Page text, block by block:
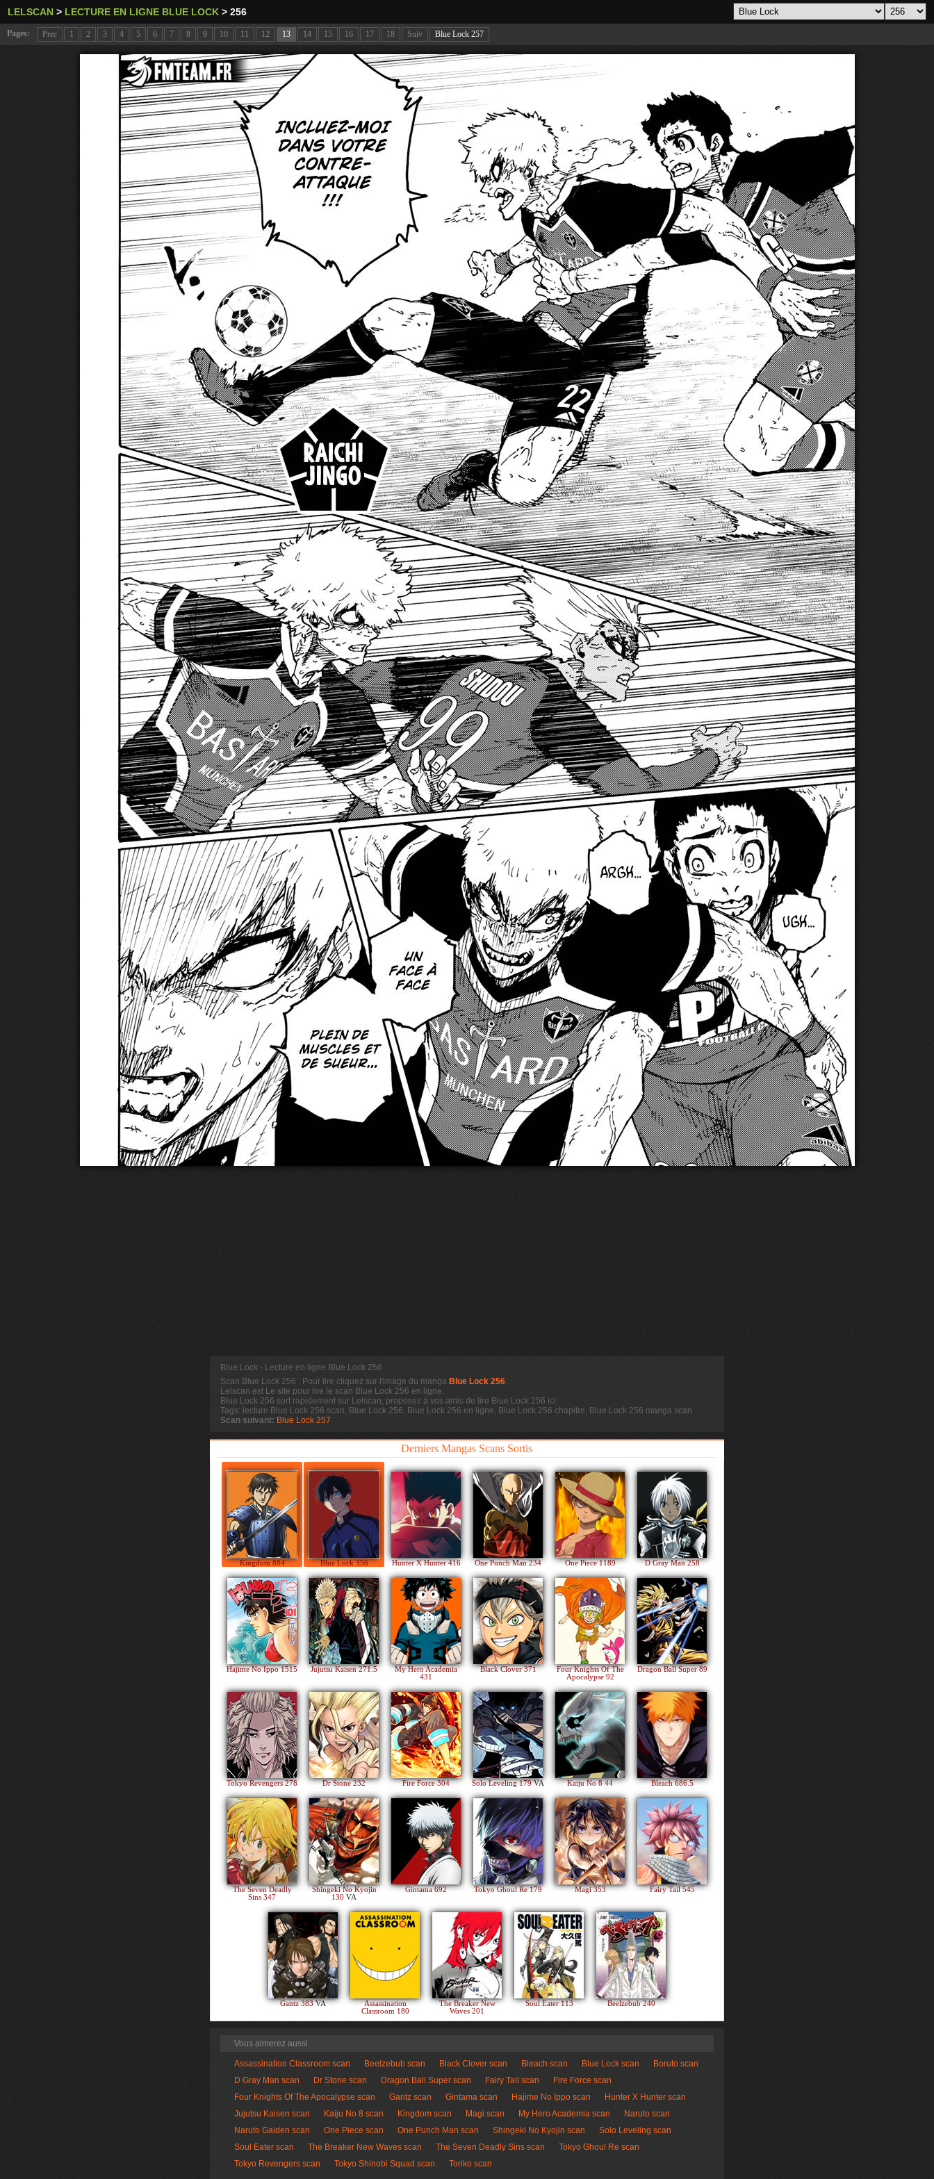
LELSCAN > LECTURE EN LIGNE BLUE LOCK > 256
Pages: Prec 1 2 3 4 5 6 7 8 9 10 11 12 13 14 15 16 17 18 Suiv Blue Lock 257
Blue Lock - Lecture en ligne Blue Lock 256
Scan Blue Lock 256 . Pour lire cliquez sur l'image du manga Blue Lock 256.
Lelscan est Le site pour lire le scan Blue Lock 256 en ligne.
Blue Lock 256 sort rapidement sur Lelscan, proposez à vos amis de lire Blue Lock 256 ici
Tags: lecture Blue Lock 256 scan, Blue Lock 256, Blue Lock 256 en ligne, Blue Lock 256 chapitre, Blue Lock 256 manga scan
Scan suivant: Blue Lock 257
Derniers Mangas Scans Sortis
Kingdom 884 Blue Lock 356 Hunter X Hunter 416 One Punch Man 234 One Piece 1189 D Gray Man 258
Hajime No Ippo 1515 Jujutsu Kaisen 271.5
My Hero Academia
431
Black Clover 371
Four Knights Of The
Apocalypse 92
Dragon Ball Super 89
Tokyo Revengers 278 Dr Stone 232 Fire Force 304 Solo Leveling 179VA Kaiju No 8 44 Bleach 686.5
The Seven Deadly
Sins 347
Shingeki No Kyojin
130 VA
Gintama 692 Tokyo Ghoul Re 179 Magi 353 Fairy Tail 545
Gantz 383VA
Assassination
Classroom 180
The Breaker New
Waves 201
Soul Eater 113 Beelzebub 240
Vous aimerez aussi
Assassination Classroom scan Beelzebub scan Black Clover scan Bleach scan Blue Lock scan
Boruto scan
D Gray Man scan
Dr Stone scan Dragon Ball Super scan Fairy Tail scan
Fire Force scan
Four Knights Of The Apocalypse scan
Gantz scan Gintama scan Hajime No Ippo scan
Hunter X Hunter scan
Jujutsu Kaisen scan
Kaiju No 8 scan Kingdom scan Magi scan My Hero Academia scan
Naruto scan
Naruto Gaiden scan
One Piece scan One Punch Man scan Shingeki No Kyojin scan
Solo Leveling scan
Soul Eater scan
The Breaker New Waves scan The Seven Deadly Sins scan
Tokyo Ghoul Re scan
Tokyo Revengers scan
Tokyo Shinobi Squad scan Toriko scan